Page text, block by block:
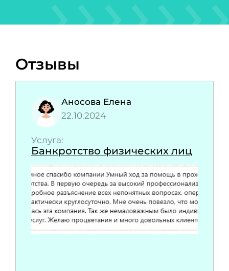
Отзывы
Аносова Елена
22.10.2024
Услуга:
Банкротство физических лиц